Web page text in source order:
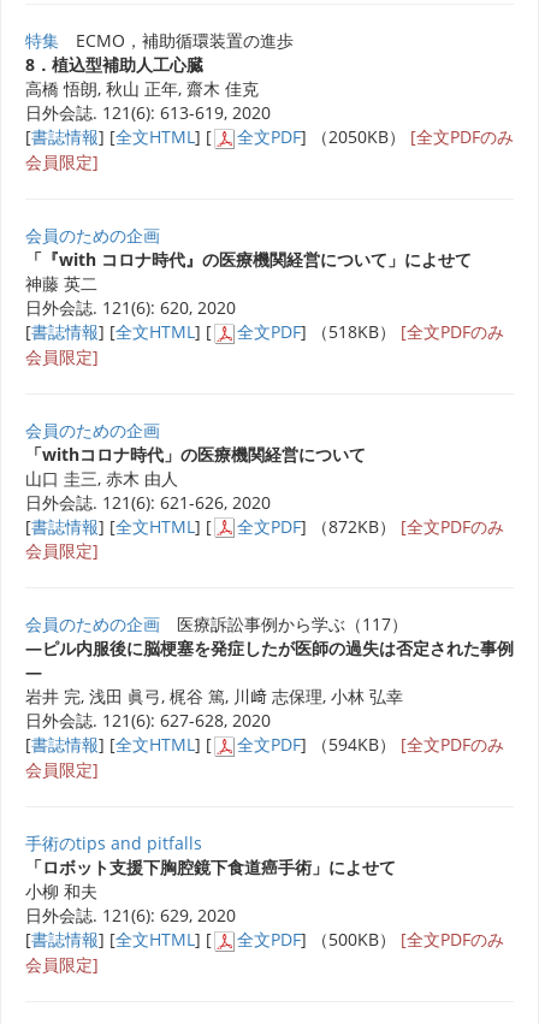
特集 ECMO，補助循環装置の進歩
8．植込型補助人工心臓
高橋 悟朗, 秋山 正年, 齋木 佳克
日外会誌. 121(6): 613-619, 2020
[書誌情報] [全文HTML] [ 全文PDF] （2050KB） [全文PDFのみ
会員限定]
会員のための企画
「『with コロナ時代』の医療機関経営について」によせて
神藤 英二
日外会誌. 121(6): 620, 2020
[書誌情報] [全文HTML ] [ 全文PDF] （518KB） [全文PDFのみ
会員限定]
会員のための企画
「withコロナ時代」の医療機関経営について
山口 圭三, 赤木 由人
日外会誌. 121(6): 621-626, 2020
[書誌情報] [全文HTML ] [ 全文PDF] （872KB） [全文PDFのみ
会員限定]
会員のための企画 医療訴訟事例から学ぶ（117）
―ピル内服後に脳梗塞を発症したが医師の過失は否定された事例
―
岩井 完, 浅田 眞弓, 梶谷 篤, 川﨑 志保理, 小林 弘幸
日外会誌. 121(6): 627-628, 2020
[書誌情報] [全文HTML] [ 全文PDF] （594KB） [全文PDFのみ
会員限定]
手術のtips and pitfalls
「ロボット支援下胸腔鏡下食道癌手術」によせて
小柳 和夫
日外会誌. 121(6): 629, 2020
[書誌情報] [全文HTML] [ 全文PDF] （500KB） [全文PDFのみ
会員限定]